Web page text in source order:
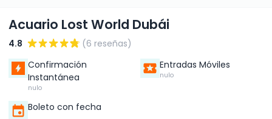
Acuario Lost World Dubái
4.8
(6 reseñas)
Confirmación
Instantánea
nulo
Entradas Móviles
nulo
Boleto con fecha